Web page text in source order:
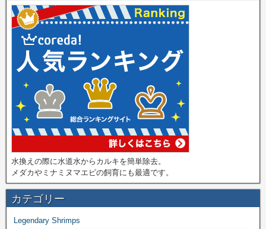
水換えの際に水道水からカルキを簡単除去。
メダカやミナミヌマエビの飼育にも最適です。
カテゴリー
Legendary Shrimps